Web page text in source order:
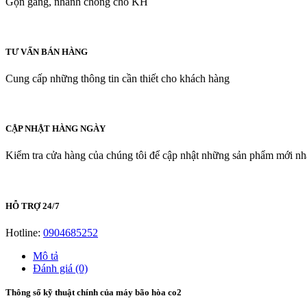
TƯ VẤN BÁN HÀNG
Cung cấp những thông tin cần thiết cho khách hàng
CẬP NHẬT HÀNG NGÀY
Kiểm tra cửa hàng của chúng tôi để cập nhật những sản phẩm mới
HỖ TRỢ 24/7
Hotline: 0904685252
Mô tả
Đánh giá (0)
Thông số kỹ thuật chính của máy bão hòa co2